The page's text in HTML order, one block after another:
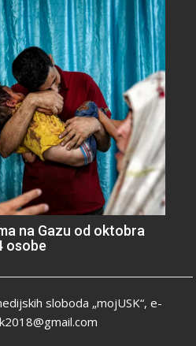
na Gazu od oktobra
osobe
sloboda „mojUSK“, e-